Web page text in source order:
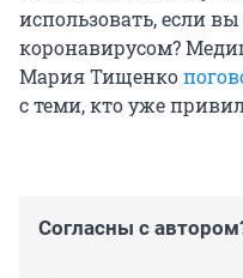
использовать, если
коронавирусом?
Мария Тищенко
с теми, кто уже
Согласны с